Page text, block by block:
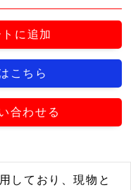
に追加
こちら
合わせる
しており、現物と